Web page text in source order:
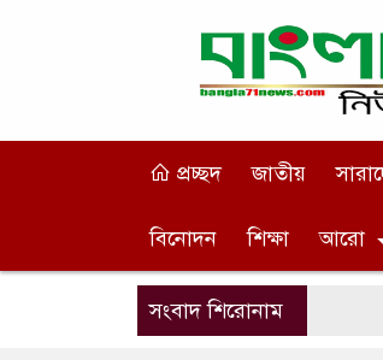
প্রচ্ছদ জাতীয়
বিনোদন শিক্ষা আরো
সংবাদ শিরোনাম